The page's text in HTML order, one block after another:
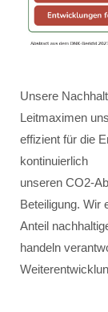
Unsere
Leitmaximen
effizient für die
kontinuierlich
unseren CO2-
Beteiligung. Wir
Anteil
handeln